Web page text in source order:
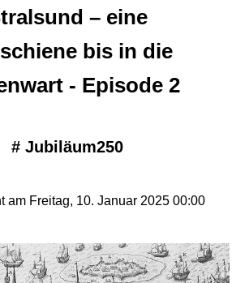
– eine
bis in die
- Episode 2
# Jubiläum250
am Freitag, 10. Januar 2025 00:00